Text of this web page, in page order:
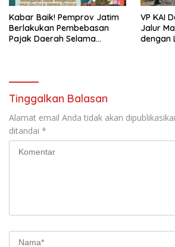
Kabar Baik! Pemprov Jatim
Berlakukan Pembebasan
Pajak Daerah Selama
VP KAI
Jalur
dengan
Tinggalkan Balasan
Alamat email Anda tidak akan
ditandai *